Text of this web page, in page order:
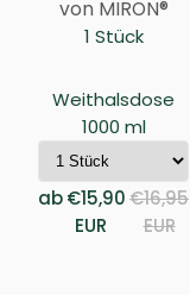
von MIRON®
1 Stück
Weithalsdose
1000 ml
ab
€16,95
EUR
€15,90
EUR